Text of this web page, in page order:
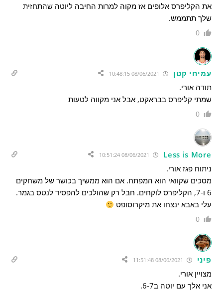
את הקליפרס אלופים אז מקוה למרות החיבה ליוטה שהתחזית
שלך תתממש.
0
עמיחי קטן
תודה אורי.
שמתי קליפרס בבראקט, אבל אני מקווה לטעות
0
Less is More
ניתוח פגז אורי.
מסכים שקוואי הוא המפתח. אם הוא ממשיך בכושר של משחקים
6 ו-7, הקליפרס לוקחים. חבל רק שהולכים להפסיד לנטס בגמר.
עלי באבא ינצחו את מיקרוסופט
0
פיני
מצויין אורי.
אני אלך עם יוטה ב6-7.